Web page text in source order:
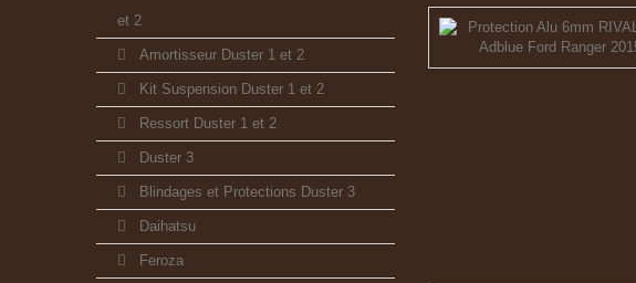
et 2
Amortisseur Duster 1 et 2
Kit Suspension Duster 1 et 2
Ressort Duster 1 et 2
Duster 3
Blindages et Protections Duster 3
Daihatsu
Feroza